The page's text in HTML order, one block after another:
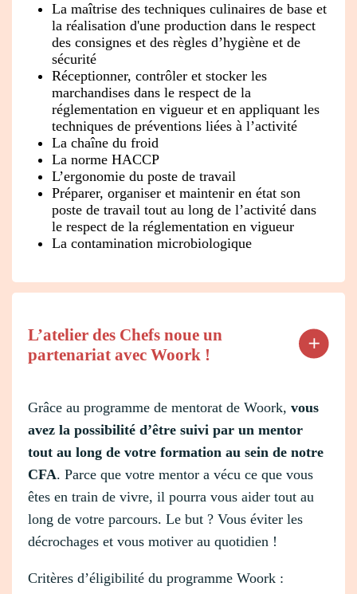
La maîtrise des techniques culinaires de base et
la réalisation d'une production dans le respect
des consignes et des règles d’hygiène et de
sécurité
Réceptionner, contrôler et stocker les
marchandises dans le respect de la
réglementation en vigueur et en appliquant les
techniques de préventions liées à l’activité
La chaîne du froid
La norme HACCP
L’ergonomie du poste de travail
Préparer, organiser et maintenir en état son
poste de travail tout au long de l’activité dans
le respect de la réglementation en vigueur
La contamination microbiologique
L’atelier des Chefs noue un
partenariat avec Woork !
Grâce au programme de mentorat de Woork, vous
avez la possibilité d’être suivi par un mentor
tout au long de votre formation au sein de notre
CFA. Parce que votre mentor a vécu ce que vous
êtes en train de vivre, il pourra vous aider tout au
long de votre parcours. Le but ? Vous éviter les
décrochages et vous motiver au quotidien !
Critères d’éligibilité du programme Woork :